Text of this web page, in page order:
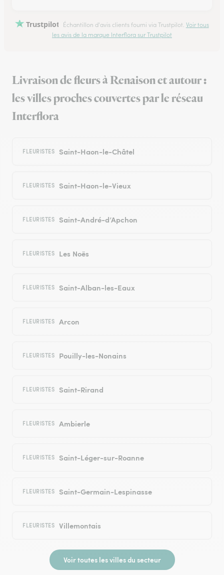
Trustpilot Échantillon d'avis clients fourni via Trustpilot. Voir tous
les avis de la marque Interflora sur Trustpilot
Livraison de fleurs à Renaison et autour :
les villes proches couvertes par le réseau
Interflora
FLEURISTES Saint-Haon-le-Châtel
FLEURISTES Saint-Haon-le-Vieux
FLEURISTES Saint-André-d’Apchon
FLEURISTES Les Noës
FLEURISTES Saint-Alban-les-Eaux
FLEURISTES Arcon
FLEURISTES Pouilly-les-Nonains
FLEURISTES Saint-Rirand
FLEURISTES Ambierle
FLEURISTES Saint-Léger-sur-Roanne
FLEURISTES Saint-Germain-Lespinasse
FLEURISTES Villemontais
Voir toutes les villes du secteur